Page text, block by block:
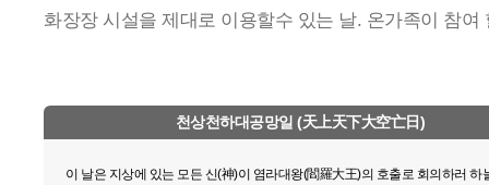
화장장 시설을 제대로 이용할수 있는 날. 온가족이 참
천상천하대공망일 (天上天下大空亡日)
이 날은 지상에 있는 모든 신(神)이 염라대왕(閻羅大王)의 호출로 회의하러 하